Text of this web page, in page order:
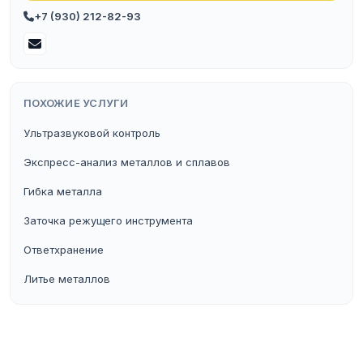
+7 (930) 212-82-93
ПОХОЖИЕ УСЛУГИ
Ультразвуковой контроль
Экспресс-анализ металлов и сплавов
Гибка металла
Заточка режущего инструмента
Ответхранение
Литье металлов